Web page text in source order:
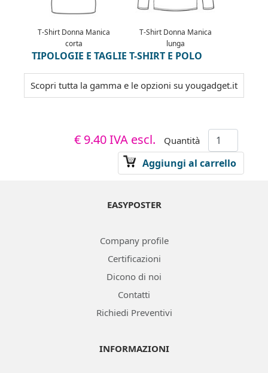
T-Shirt Donna Manica
corta
T-Shirt Donna Manica
lunga
TIPOLOGIE E TAGLIE T-SHIRT E POLO
Scopri tutta la gamma e le opzioni su yougadget.it
€ 9.40IVA escl. Quantità
Aggiungi al carrello
EASYPOSTER
Company profile
Certificazioni
Dicono di noi
Contatti
Richiedi Preventivi
INFORMAZIONI